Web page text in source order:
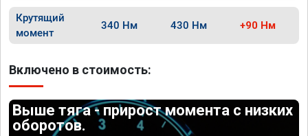
Крутящий
момент
340 Нм 430 Нм +90 Нм
Включено в стоимость:
Выше тяга - прирост момента с низких
оборотов.